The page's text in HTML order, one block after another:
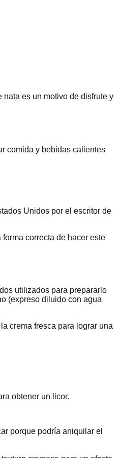
es un motivo de disfrute y
comida y bebidas calientes
Unidos por el escritor de
correcta de hacer este
utilizados para prepararlo
(expreso diluido con agua
crema fresca para lograr una
obtener un licor.
porque podría aniquilar el